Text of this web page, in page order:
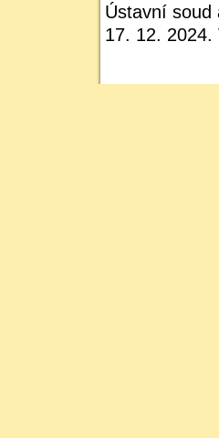
Ústavní soud
17. 12. 2024.